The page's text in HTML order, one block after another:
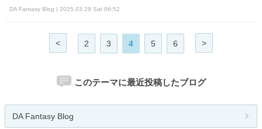
DA Fantasy Blog | 2025.03.29 Sat 06:52
< 2 3 4 5 6 >
このテーマに最近投稿したブログ
DA Fantasy Blog